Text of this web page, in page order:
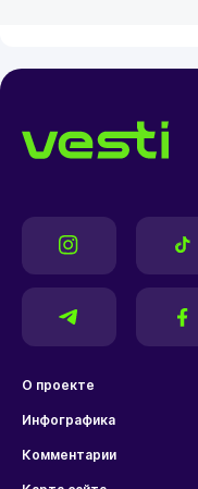
О проекте
Инфографика
Комментарии